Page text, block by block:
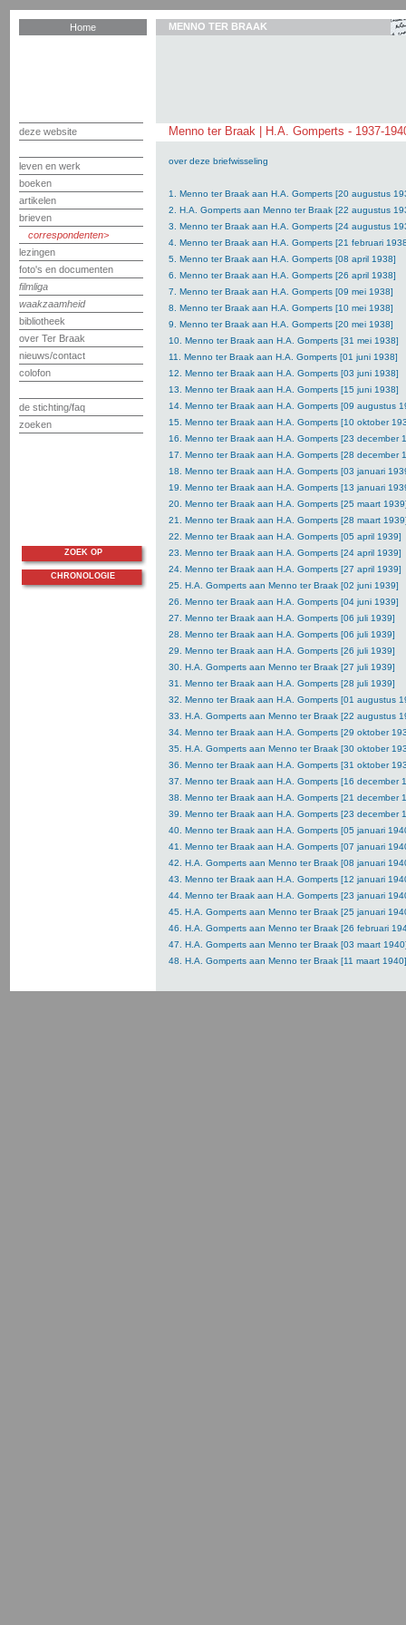
Home
deze website
leven en werk
boeken
artikelen
brieven
correspondenten
lezingen
foto's en documenten
filmliga
waakzaamheid
bibliotheek
over Ter Braak
nieuws/contact
colofon
de stichting/faq
zoeken
MENNO TER BRAAK
Menno ter Braak | H.A. Gomperts - 1937-
over deze briefwisseling
1. Menno ter Braak aan H.A. Gomperts [20 augustus
2. H.A. Gomperts aan Menno ter Braak [22 augustus
3. Menno ter Braak aan H.A. Gomperts [24 augustus
4. Menno ter Braak aan H.A. Gomperts [21 februari
5. Menno ter Braak aan H.A. Gomperts [08 april 1938]
6. Menno ter Braak aan H.A. Gomperts [26 april 1938]
7. Menno ter Braak aan H.A. Gomperts [09 mei 1938]
8. Menno ter Braak aan H.A. Gomperts [10 mei 1938]
9. Menno ter Braak aan H.A. Gomperts [20 mei 1938]
10. Menno ter Braak aan H.A. Gomperts [31 mei 1938]
11. Menno ter Braak aan H.A. Gomperts [01 juni 1938]
12. Menno ter Braak aan H.A. Gomperts [03 juni 1938]
13. Menno ter Braak aan H.A. Gomperts [15 juni 1938]
14. Menno ter Braak aan H.A. Gomperts [09 augustus
15. Menno ter Braak aan H.A. Gomperts [10 oktober
16. Menno ter Braak aan H.A. Gomperts [23 december
17. Menno ter Braak aan H.A. Gomperts [28 december
18. Menno ter Braak aan H.A. Gomperts [03 januari
19. Menno ter Braak aan H.A. Gomperts [13 januari
20. Menno ter Braak aan H.A. Gomperts [25 maart
21. Menno ter Braak aan H.A. Gomperts [28 maart
22. Menno ter Braak aan H.A. Gomperts [05 april 1939]
23. Menno ter Braak aan H.A. Gomperts [24 april 1939]
24. Menno ter Braak aan H.A. Gomperts [27 april 1939]
25. H.A. Gomperts aan Menno ter Braak [02 juni 1939]
26. Menno ter Braak aan H.A. Gomperts [04 juni 1939]
27. Menno ter Braak aan H.A. Gomperts [06 juli 1939]
28. Menno ter Braak aan H.A. Gomperts [06 juli 1939]
29. Menno ter Braak aan H.A. Gomperts [26 juli 1939]
30. H.A. Gomperts aan Menno ter Braak [27 juli 1939]
31. Menno ter Braak aan H.A. Gomperts [28 juli 1939]
32. Menno ter Braak aan H.A. Gomperts [01 augustus
33. H.A. Gomperts aan Menno ter Braak [22 augustus
34. Menno ter Braak aan H.A. Gomperts [29 oktober
35. H.A. Gomperts aan Menno ter Braak [30 oktober
36. Menno ter Braak aan H.A. Gomperts [31 oktober
37. Menno ter Braak aan H.A. Gomperts [16 december
38. Menno ter Braak aan H.A. Gomperts [21 december
39. Menno ter Braak aan H.A. Gomperts [23 december
40. Menno ter Braak aan H.A. Gomperts [05 januari
41. Menno ter Braak aan H.A. Gomperts [07 januari
42. H.A. Gomperts aan Menno ter Braak [08 januari
43. Menno ter Braak aan H.A. Gomperts [12 januari
44. Menno ter Braak aan H.A. Gomperts [23 januari
45. H.A. Gomperts aan Menno ter Braak [25 januari
46. H.A. Gomperts aan Menno ter Braak [26 februari
47. H.A. Gomperts aan Menno ter Braak [03 maart
48. H.A. Gomperts aan Menno ter Braak [11 maart 1940]
ZOEK OP
CHRONOLOGIE